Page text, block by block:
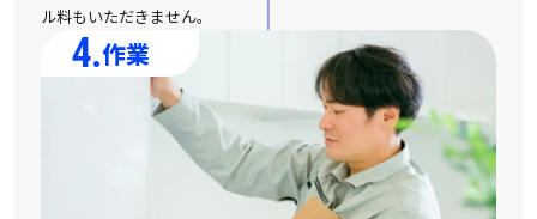
ル料もいただきません。
4.作業